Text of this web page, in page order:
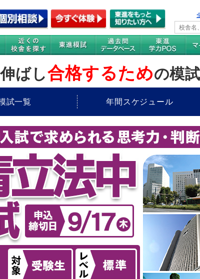
ばし合格するための模試
試一覧 年間スケジュール